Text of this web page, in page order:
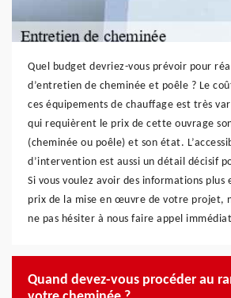
Quel budget devriez-vous prévoir pour
d’entretien de cheminée et poêle ? Le
ces équipements de chauffage est très
qui requièrent le prix de cette ouvrage
(cheminée ou poêle) et son état.
d’intervention est aussi un détail décisif
Si vous voulez avoir des informations plus
prix de la mise en œuvre de votre projet,
ne pas hésiter à nous faire appel
Quand devez-vous procéder au